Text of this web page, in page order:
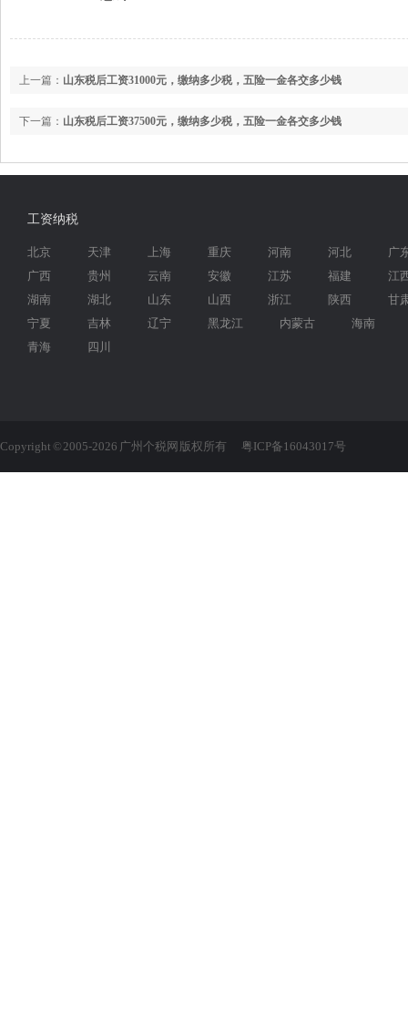
上一篇： 山东税后工资31000元，缴纳多少税，五险一金各交多少钱
下一篇： 山东税后工资37500元，缴纳多少税，五险一金各交多少钱
工资纳税
北京 天津 上海 重庆 河南 河北
广
广西
贵州 云南 安徽 江苏 福建
江
湖南
湖北 山东 山西 浙江 陕西
甘
宁夏
吉林 辽宁 黑龙江 内蒙古
海南
青海
四川
Copyright © 2005-2026 广州个税网 版权所有 粤ICP备16043017号